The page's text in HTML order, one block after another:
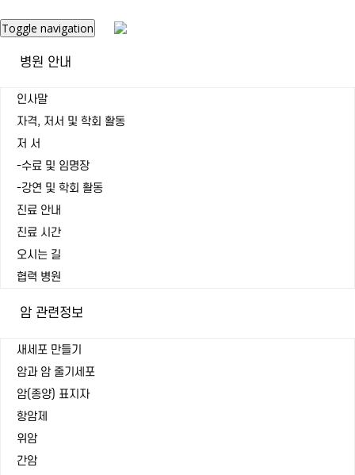
Toggle navigation
병원 안내
인사말
자격, 저서 및 학회 활동
저 서
-수료 및 임명장
-강연 및 학회 활동
진료 안내
진료 시간
오시는 길
협력 병원
암 관련정보
새세포 만들기
암과 암 줄기세포
암(종양) 표지자
항암제
위암
간암